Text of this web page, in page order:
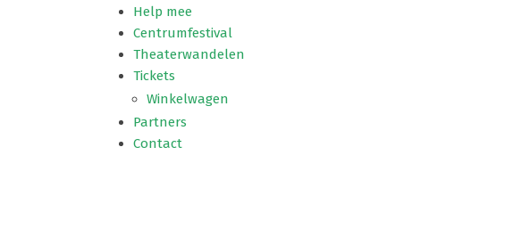
Help mee
Centrumfestival
Theaterwandelen
Tickets
Winkelwagen
Partners
Contact